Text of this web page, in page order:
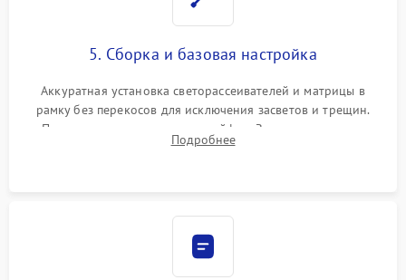
5. Сборка и базовая настройка
Аккуратная установка светорассеивателей и матрицы в
рамку без перекосов для исключения засветов и трещин.
Подключение внутренних шлейфов. Закрытие корпуса.
Сброс настроек и обновление программного обеспечения.
Подробнее